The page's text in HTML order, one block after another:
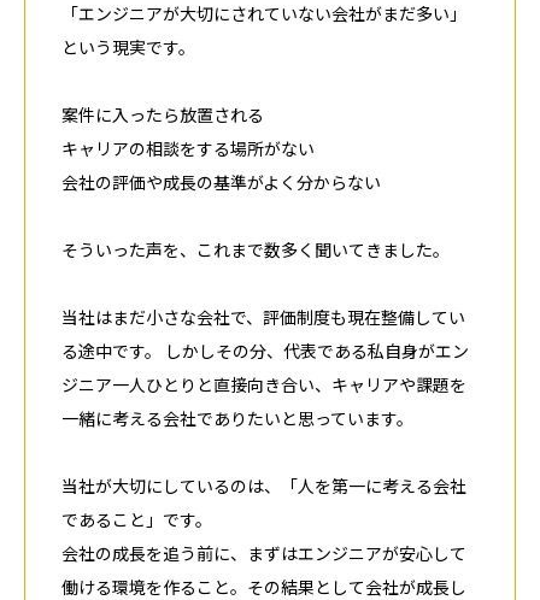
「エンジニアが大切にされていない会社がまだ多い」
という現実です。
案件に入ったら放置される
キャリアの相談をする場所がない
会社の評価や成長の基準がよく分からない
そういった声を、これまで数多く聞いてきました。
当社はまだ小さな会社で、評価制度も現在整備してい
る途中です。 しかしその分、代表である私自身がエン
ジニア一人ひとりと直接向き合い、キャリアや課題を
一緒に考える会社でありたいと思っています。
当社が大切にしているのは、「人を第一に考える会社
であること」です。
会社の成長を追う前に、まずはエンジニアが安心して
働ける環境を作ること。その結果として会社が成長し